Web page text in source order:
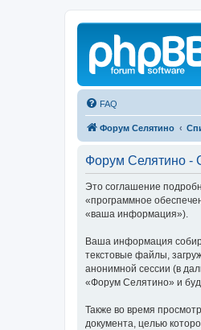
FAQ
Форум Селятино
Форум Селятино -
Это соглашение
«программное
«ваша информация»).
Ваша информация
текстовые файлы,
анонимной сессии (в
«Форум Селятино» и
Также во время
документа, целью